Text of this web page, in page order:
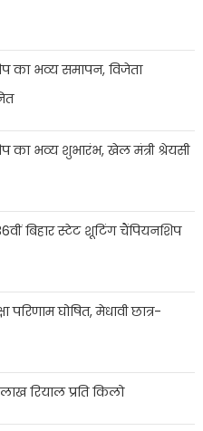
का भव्य समापन, विजेता
का भव्य शुभारंभ, खेल मंत्री श्रेयसी
बिहार स्टेट शूटिंग चैंपियनशिप
परिणाम घोषित, मेधावी छात्र-
रियाल प्रति किलो